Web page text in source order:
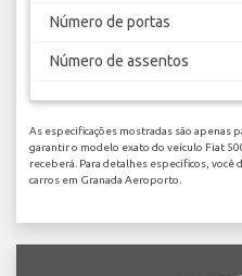
Número de portas
Número de assentos
As especificações mostradas são apenas
garantir o modelo exato do veículo Fiat
receberá. Para detalhes específicos, você
carros em Granada Aeroporto.